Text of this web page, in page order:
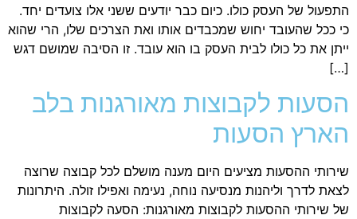
התפעול של העסק כולו. כיום כבר יודעים ששני אלו צועדים יחד.
כי ככל שהעובד יחוש שמכבדים אותו ואת הצרכים שלו, הרי שהוא
ייתן את כל כולו לבית העסק בו הוא עובד. זו הסיבה שמושם דגש
[…]
הסעות לקבוצות מאורגנות בלב
הארץ הסעות
שירותי ההסעות מציעים היום מענה מושלם לכל קבוצה שרוצה
לצאת לדרך וליהנות מנסיעה נוחה, נעימה ואפילו זולה. היתרונות
של שירותי ההסעות לקבוצות מאורגנות: הסעה לקבוצות